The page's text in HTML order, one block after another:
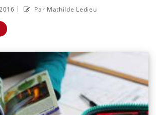
| Par Mathilde Ledieu